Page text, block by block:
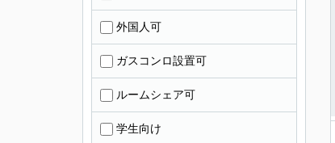
外国人可
ガスコンロ設置可
ルームシェア可
学生向け